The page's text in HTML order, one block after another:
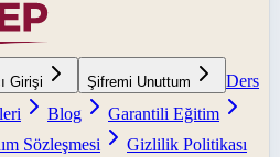
Girişi Şifremi Unuttum
Ders
Blog
Garantili Eğitim
Sözleşmesi
Gizlilik Politikası